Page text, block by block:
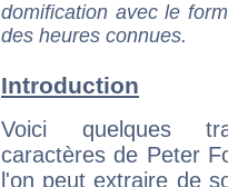
domification avec le
des heures connues.
Introduction
Voici quelques
caractères de Peter
l'on peut extraire de